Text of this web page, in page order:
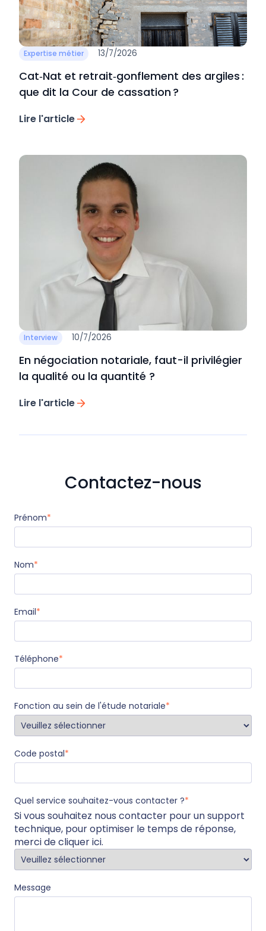
Expertise métier 13/7/2026
Cat‑Nat et retrait‑gonflement des argiles :
que dit la Cour de cassation ?
Lire l'article
Interview 10/7/2026
En négociation notariale, faut-il privilégier
la qualité ou la quantité ?
Lire l'article
Contactez-nous
Prénom*
Nom*
Email*
Téléphone*
Fonction au sein de l'étude notariale*
Code postal*
Quel service souhaitez-vous contacter ?*
Si vous souhaitez nous contacter pour un support
technique, pour optimiser le temps de réponse,
merci decliquer ici.
Message